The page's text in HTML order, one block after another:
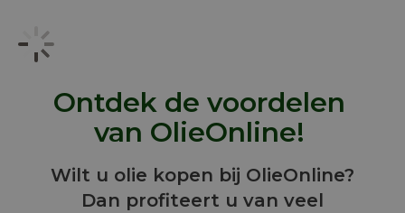
Ontdek de voordelen
van OlieOnline!
Wilt u olie kopen bij OlieOnline?
Dan profiteert u van veel